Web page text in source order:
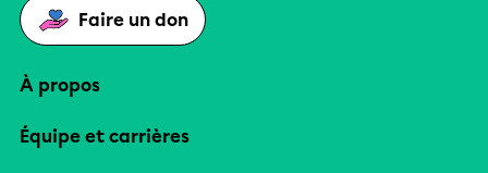
Faire un don
À propos
Équipe et carrières